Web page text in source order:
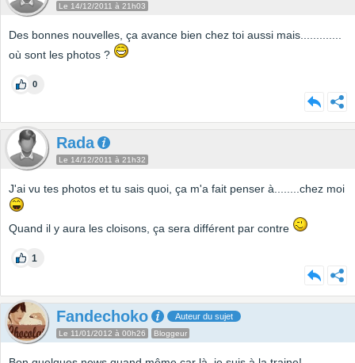
Le 14/12/2011 à 21h03
Des bonnes nouvelles, ça avance bien chez toi aussi mais.............
où sont les photos ?
0
Rada
Le 14/12/2011 à 21h32
J'ai vu tes photos et tu sais quoi, ça m'a fait penser à........chez moi
Quand il y aura les cloisons, ça sera différent par contre
1
Fandechoko Auteur du sujet
Le 11/01/2012 à 00h26 Bloggeur